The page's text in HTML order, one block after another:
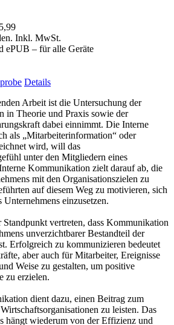
Inkl. MwSt.
ePUB – für alle Geräte
Details
Arbeit ist die Untersuchung der
in Theorie und Praxis sowie der
dabei einnimmt. Die Interne
als „Mitarbeiterinformation“ oder
wird, will das
unter den Mitgliedern eines
Kommunikation zielt darauf ab, die
mit den Organisationszielen zu
auf diesem Weg zu motivieren, sich
einzusetzen.
vertreten, dass Kommunikation
unverzichtbarer Bestandteil der
Erfolgreich zu kommunizieren bedeutet
aber auch für Mitarbeiter, Ereignisse
Weise zu gestalten, um positive
zu erzielen.
dient dazu, einen Beitrag zum
zu leisten. Das
hängt wiederum von der Effizienz und